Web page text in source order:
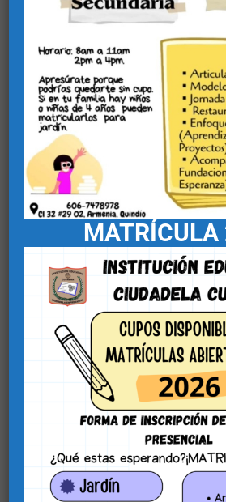
paisaje cultural
Una muestra
preparada por
estudiantes de
superiores
dirección de
instructores del
MATRÍCULA